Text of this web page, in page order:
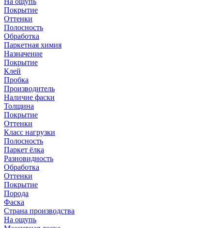
Покрытие
Оттенки
Полосность
Обработка
Паркетная химия
Назначение
Покрытие
Клей
Пробка
Производитель
Наличие фаски
Толщина
Покрытие
Оттенки
Класс нагрузки
Полосность
Паркет ёлка
Разновидность
Обработка
Оттенки
Покрытие
Порода
Фаска
Страна производства
На ощупь